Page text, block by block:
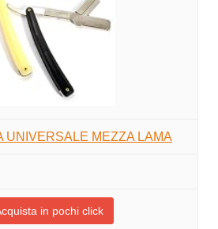
UNIVERSALE MEZZA LAMA
in pochi click